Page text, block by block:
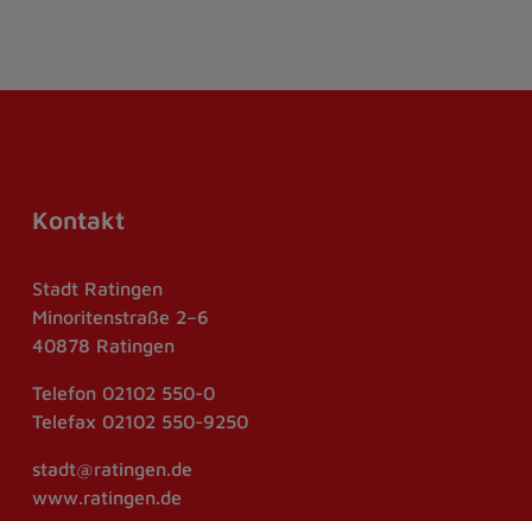
Kontakt
Stadt Ratingen
Minoritenstraße 2–6
40878 Ratingen
Telefon 02102 550-0
Telefax 02102 550-9250
stadt@ratingen.de
www.ratingen.de